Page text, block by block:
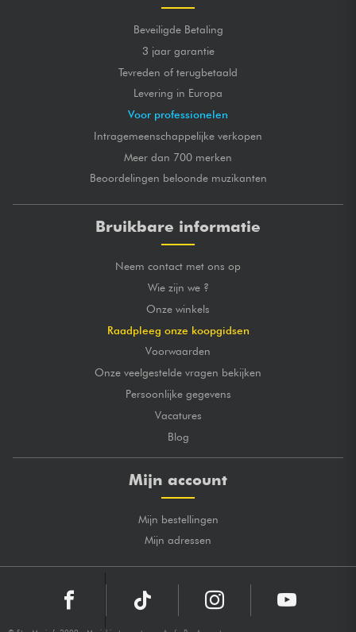
Beveiligde Betaling
3 jaar garantie
Tevreden of terugbetaald
Levering in Europa
Voor professionelen
Intragemeenschappelijke verkopen
Meer dan 700 merken
Beoordelingen beloonde muzikanten
Bruikbare informatie
Neem contact met ons op
Wie zijn we ?
Onze winkels
Raadpleeg onze koopgidsen
Voorwaarden
Onze veelgestelde vragen bekijken
Persoonlijke gegevens
Vacatures
Blog
Mijn account
Mijn bestellingen
Mijn adressen